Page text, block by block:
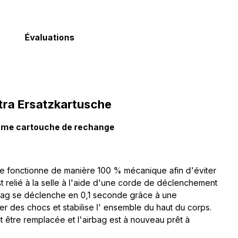
Évaluations
Ersatzkartusche
cartouche de rechange
fonctionne de manière 100 % mécanique afin d'éviter
relié à la selle à l'aide d'une corde de déclenchement
se déclenche en 0,1 seconde grâce à une
des chocs et stabilise l' ensemble du haut du corps.
être remplacée et l'airbag est à nouveau prêt à